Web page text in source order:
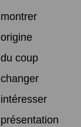
montrer
origine
du coup
changer
intéresser
présentation